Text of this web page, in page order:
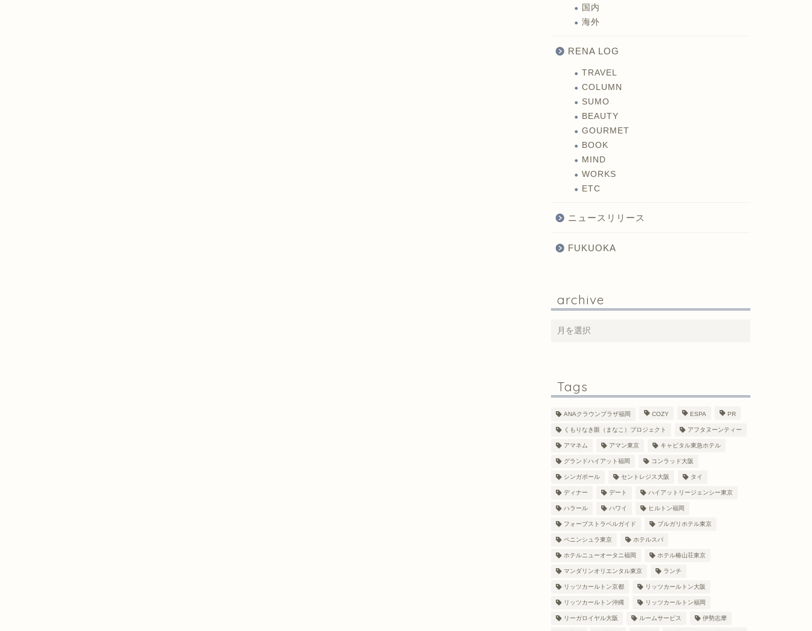
国内
海外
RENA LOG
TRAVEL
COLUMN
SUMO
BEAUTY
GOURMET
BOOK
MIND
WORKS
ETC
ニュースリリース
FUKUOKA
archive
Tags
ANAクラウンプラザ福岡 COZY ESPA PR
くもりなき眼（まなこ）プロジェクト アフタヌーンティー
アマネム アマン東京 キャピタル東急ホテル
グランドハイアット福岡 コンラッド大阪
シンガポール セントレジス大阪 タイ
ディナー デート ハイアットリージェンシー東京
ハラール ハワイ ヒルトン福岡
フォーブストラベルガイド ブルガリホテル東京
ペニンシュラ東京 ホテルスパ
ホテルニューオータニ福岡 ホテル椿山荘東京
マンダリンオリエンタル東京 ランチ
リッツカールトン京都 リッツカールトン大阪
リッツカールトン沖縄 リッツカールトン福岡
リーガロイヤル大阪 ルームサービス 伊勢志摩